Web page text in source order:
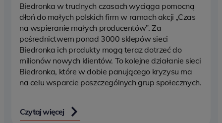
Biedronka w trudnych czasach wyciąga pomocną
dłoń do małych polskich firm w ramach akcji „Czas
na wspieranie małych producentów”. Za
pośrednictwem ponad 3000 sklepów sieci
Biedronka ich produkty mogą teraz dotrzeć do
milionów nowych klientów. To kolejne działanie sieci
Biedronka, które w dobie panującego kryzysu ma
na celu wsparcie poszczególnych grup społecznych.
Czytaj więcej